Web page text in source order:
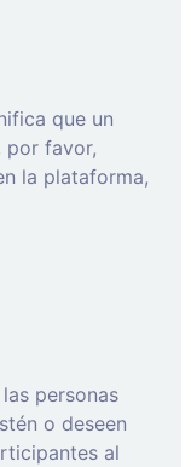
que un
por favor,
la plataforma,
personas
o deseen
al